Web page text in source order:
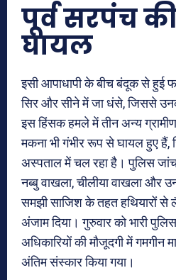
पूर्व सरपंच
घायल
इसी आपाधापी के बीच बंदूक से हुई
सिर और सीने में जा धंसे, जिससे
इस हिंसक हमले में तीन अन्य
मकना भी गंभीर रूप से घायल हुए हैं,
अस्पताल में चल रहा है। पुलिस
नब्बु वाखला, चीलीया वाखला और
समझी साजिश के तहत हथियारों से
अंजाम दिया। गुरुवार को भारी
अधिकारियों की मौजूदगी में गमगीन
अंतिम संस्कार किया गया।